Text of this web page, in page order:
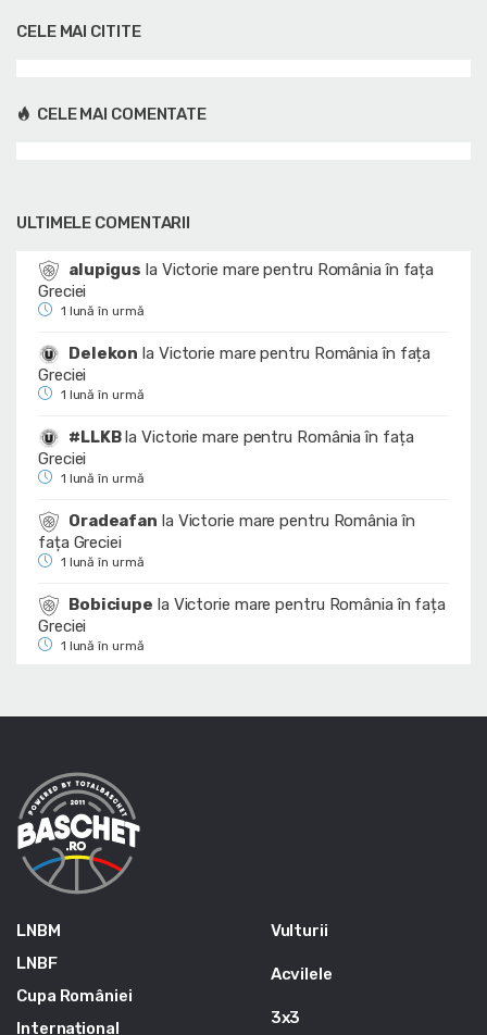
CELE MAI CITITE
CELE MAI COMENTATE
ULTIMELE COMENTARII
alupigus la Victorie mare pentru România în fața
Greciei
1 lună în urmă
Delekon la Victorie mare pentru România în fața
Greciei
1 lună în urmă
#LLKBlaVictorie mare pentru România în fața
Greciei
1 lună în urmă
Oradeafan la Victorie mare pentru România în
fața Greciei
1 lună în urmă
Bobiciupe la Victorie mare pentru România în fața
Greciei
1 lună în urmă
LNBM
LNBF
Cupa României
Internațional
Vulturii
Acvilele
3x3